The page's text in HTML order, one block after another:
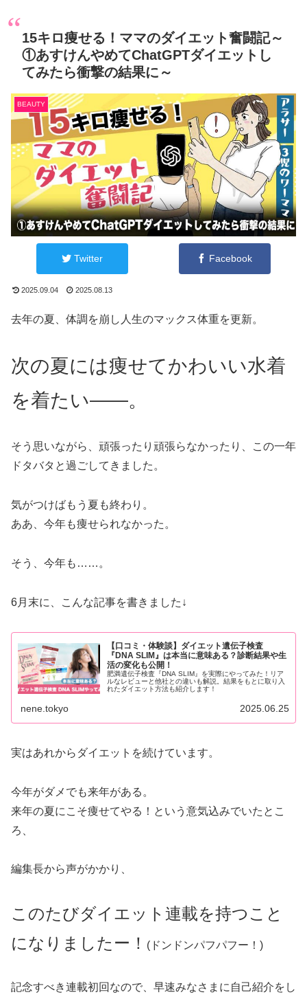
15キロ痩せる！ママのダイエット奮闘記～
①あすけんやめてChatGPTダイエットし
てみたら衝撃の結果に～
BEAUTY
Twitter Facebook
2025.09.04 2025.08.13
去年の夏、体調を崩し人生のマックス体重を更新。
次の夏には痩せてかわいい水着
を着たい――。
そう思いながら、頑張ったり頑張らなかったり、この一年
ドタバタと過ごしてきました。
気がつけばもう夏も終わり。
ああ、今年も痩せられなかった。
そう、今年も……。
6月末に、こんな記事を書きました↓
【口コミ・体験談】ダイエット遺伝子検査
『DNA SLIM』は本当に意味ある？診断結果や生
活の変化も公開！
肥満遺伝子検査『DNA SLIM』を実際にやってみた！リア
ルなレビューと他社との違いも解説。結果をもとに取り入
れたダイエット方法も紹介します！
nene.tokyo 2025.06.25
実はあれからダイエットを続けています。
今年がダメでも来年がある。
来年の夏にこそ痩せてやる！という意気込みでいたとこ
ろ、
編集長から声がかかり、
このたびダイエット連載を持つこと
になりましたー！
(ドンドンパフパフー！)
記念すべき連載初回なので、早速みなさまに自己紹介をし